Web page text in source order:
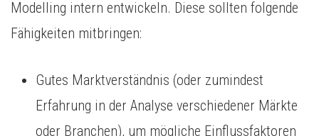
Modelling intern entwickeln. Diese sollten folgende
Fähigkeiten mitbringen:
Gutes Marktverständnis (oder zumindest
Erfahrung in der Analyse verschiedener Märkte
oder Branchen), um mögliche Einflussfaktoren